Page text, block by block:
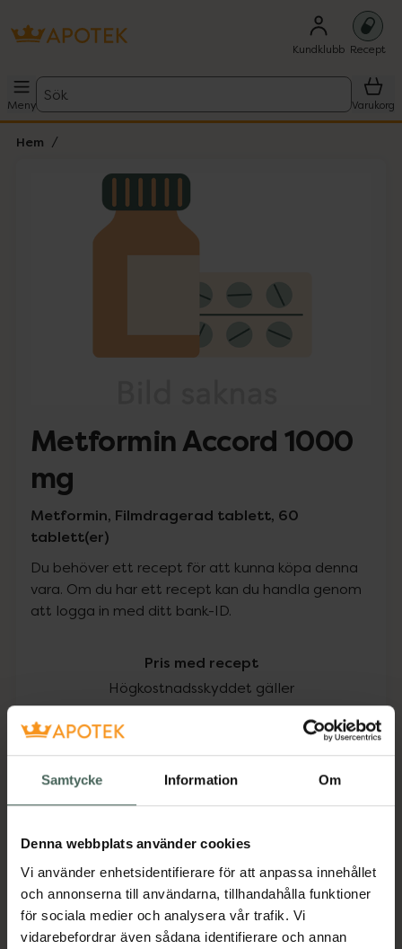
Samtycke Information Om
Denna webbplats använder cookies
Vi använder enhetsidentifierare för att anpassa innehållet
och annonserna till användarna, tillhandahålla funktioner
för sociala medier och analysera vår trafik. Vi
vidarebefordrar även sådana identifierare och annan
Kundklubb Recept
Meny
Sök
Varukorg
Hem
Lista: . Innehåller 1 objekt.
Metformin Accord 1000
mg
Metformin, Filmdragerad tablett, 60
tablett(er)
Du behöver ett recept för att kunna köpa denna
vara. Om du har ett recept kan du handla genom
att logga in med ditt bank-ID.
Pris med recept
Högkostnadsskyddet gäller
80,63 kr
I apotek: 80,63 kr
Aktuella erbjudanden
Beskrivning Dölj